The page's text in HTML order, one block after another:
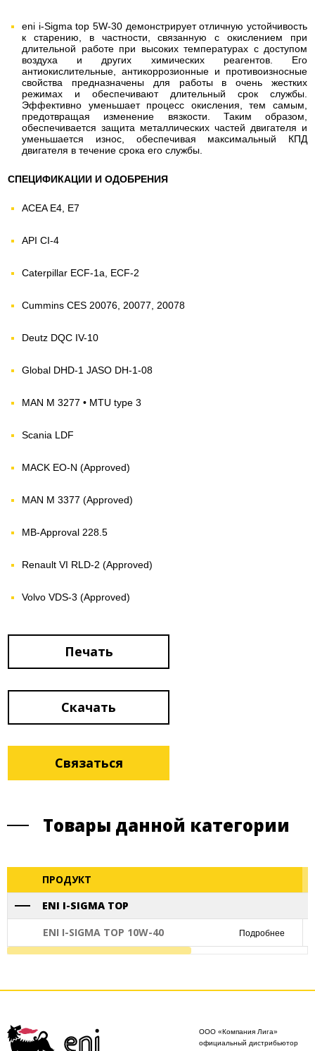
eni i-Sigma top 5W-30 демонстрирует отличную устойчивость
к старению, в частности, связанную с окислением при
длительной работе при высоких температурах с доступом
воздуха и других химических реагентов. Его
антиокислительные, антикоррозионные и противоизносные
свойства предназначены для работы в очень жестких
режимах и обеспечивают длительный срок службы.
Эффективно уменьшает процесс окисления, тем самым,
предотвращая изменение вязкости. Таким образом,
обеспечивается защита металлических частей двигателя и
уменьшается износ, обеспечивая максимальный КПД
двигателя в течение срока его службы.
СПЕЦИФИКАЦИИ И ОДОБРЕНИЯ
ACEA E4, E7
API CI-4
Caterpillar ECF-1a, ECF-2
Cummins CES 20076, 20077, 20078
Deutz DQC IV-10
Global DHD-1 JASO DH-1-08
MAN M 3277 • MTU type 3
Scania LDF
MACK EO-N (Approved)
MAN M 3377 (Approved)
MB-Approval 228.5
Renault VI RLD-2 (Approved)
Volvo VDS-3 (Approved)
Печать
Скачать
Связаться
Товары данной категории
ПРОДУКТ
ENI I-SIGMA TOP
ENI I-SIGMA TOP 10W-40
Подробнее
ООО «Компания Лига»
официальный дистрибьютор